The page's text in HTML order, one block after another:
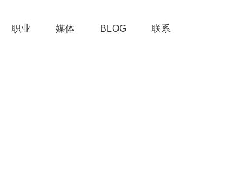
职业 媒体 BLOG 联系